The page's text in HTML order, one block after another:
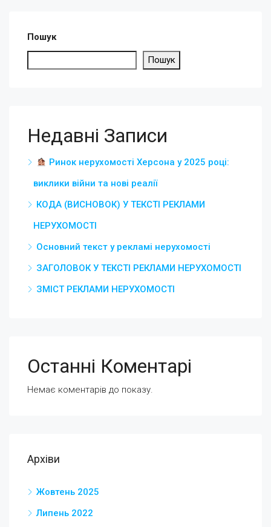
Пошук
Пошук
Недавні Записи
Ринок нерухомості Херсона у 2025 році:
виклики війни та нові реалії
КОДА (ВИСНОВОК) У ТЕКСТІ РЕКЛАМИ
НЕРУХОМОСТІ
Основний текст у рекламі нерухомості
ЗАГОЛОВОК У ТЕКСТІ РЕКЛАМИ НЕРУХОМОСТІ
ЗМІСТ РЕКЛАМИ НЕРУХОМОСТІ
Останні Коментарі
Немає коментарів до показу.
Архіви
Жовтень 2025
Липень 2022